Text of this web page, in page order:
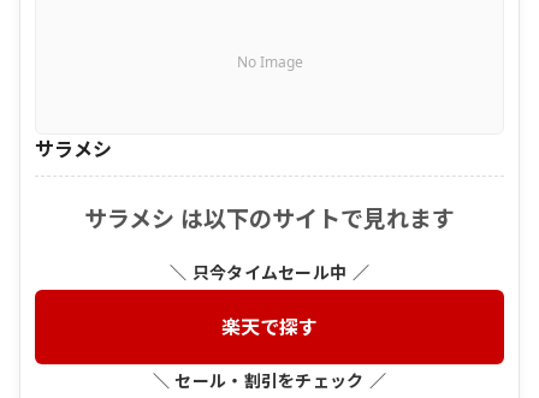
No Image
サラメシ
サラメシ は以下のサイトで見れます
＼ 只今タイムセール中 ／
楽天で探す
＼ セール・割引をチェック ／